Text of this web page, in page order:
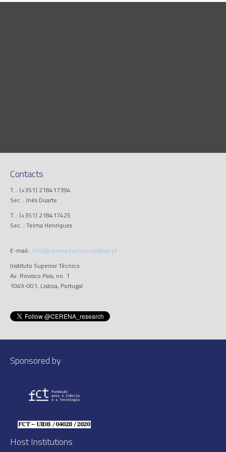
Contacts
T..: (+351) 218417394
Sec..: Inês Duarte
T..: (+351) 218417425
Sec..: Telma Henriques
E-mail.: info@cerena.tecnico.ulisboa.pt
Instituto Superior Técnico
Av. Rovisco Pais, no. 1
1049-001, Lisboa, Portugal
Sponsored by
Host Institutions